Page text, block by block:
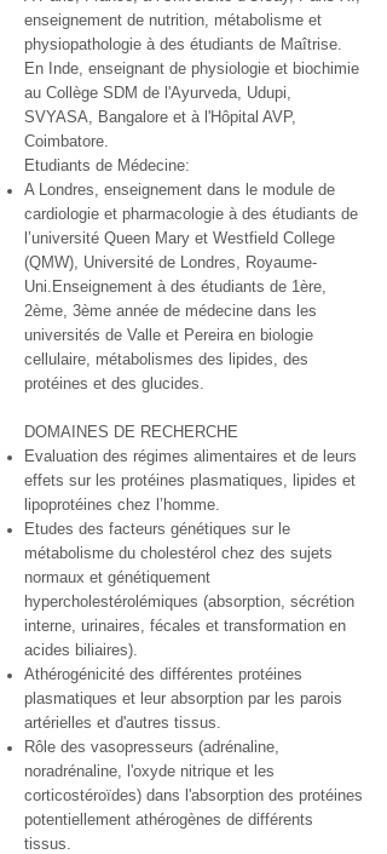
enseignement de nutrition, métabolisme et
physiopathologie à des étudiants de Maîtrise.
En Inde, enseignant de physiologie et biochimie
au Collège SDM de l'Ayurveda, Udupi,
SVYASA, Bangalore et à l'Hôpital AVP,
Coimbatore.
Etudiants de Médecine:
A Londres, enseignement dans le module de
cardiologie et pharmacologie à des étudiants de
l’université Queen Mary et Westfield College
(QMW), Université de Londres, Royaume-
Uni.Enseignement à des étudiants de 1ère,
2ème, 3ème année de médecine dans les
universités de Valle et Pereira en biologie
cellulaire, métabolismes des lipides, des
protéines et des glucides.
DOMAINES DE RECHERCHE
Evaluation des régimes alimentaires et de leurs
effets sur les protéines plasmatiques, lipides et
lipoprotéines chez l’homme.
Etudes des facteurs génétiques sur le
métabolisme du cholestérol chez des sujets
normaux et génétiquement
hypercholestérolémiques (absorption, sécrétion
interne, urinaires, fécales et transformation en
acides biliaires).
Athérogénicité des différentes protéines
plasmatiques et leur absorption par les parois
artérielles et d'autres tissus.
Rôle des vasopresseurs (adrénaline,
noradrénaline, l'oxyde nitrique et les
corticostéroïdes) dans l'absorption des protéines
potentiellement athérogènes de différents
tissus.